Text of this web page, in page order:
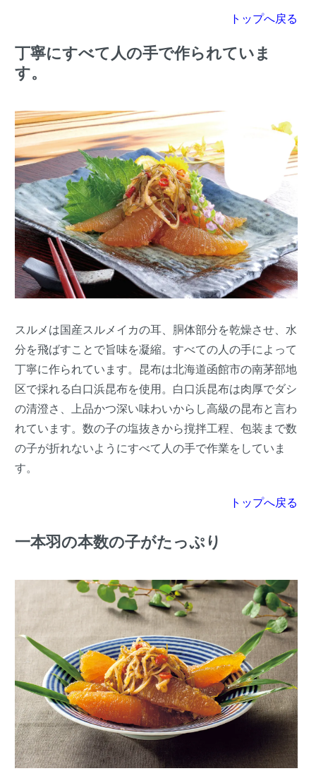
トップへ戻る
丁寧にすべて人の手で作られていま
す。
スルメは国産スルメイカの耳、胴体部分を乾燥させ、水
分を飛ばすことで旨味を凝縮。すべての人の手によって
丁寧に作られています。昆布は北海道函館市の南茅部地
区で採れる白口浜昆布を使用。白口浜昆布は肉厚でダシ
の清澄さ、上品かつ深い味わいからし高級の昆布と言わ
れています。数の子の塩抜きから撹拌工程、包装まで数
の子が折れないようにすべて人の手で作業をしていま
す。
トップへ戻る
一本羽の本数の子がたっぷり